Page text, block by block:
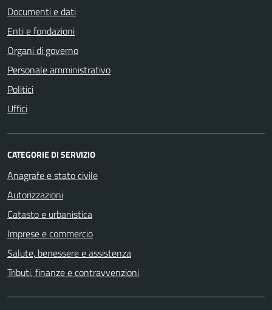
Documenti e dati
Enti e fondazioni
Organi di governo
Personale amministrativo
Politici
Uffici
CATEGORIE DI SERVIZIO
Anagrafe e stato civile
Autorizzazioni
Catasto e urbanistica
Imprese e commercio
Salute, benessere e assistenza
Tributi, finanze e contravvenzioni